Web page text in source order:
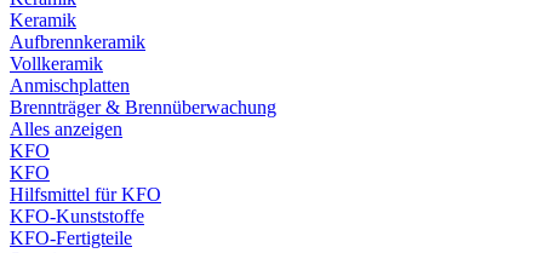
Keramik
Aufbrennkeramik
Vollkeramik
Anmischplatten
Brennträger & Brennüberwachung
Alles anzeigen
KFO
KFO
Hilfsmittel für KFO
KFO-Kunststoffe
KFO-Fertigteile